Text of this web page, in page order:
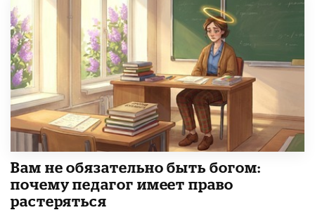
​Вам не обязательно быть богом:
почему педагог имеет право
растеряться